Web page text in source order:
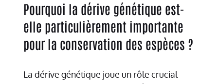
Pourquoi la dérive génétique est-
elle particulièrement importante
pour la conservation des espèces ?
La dérive génétique joue un rôle crucial